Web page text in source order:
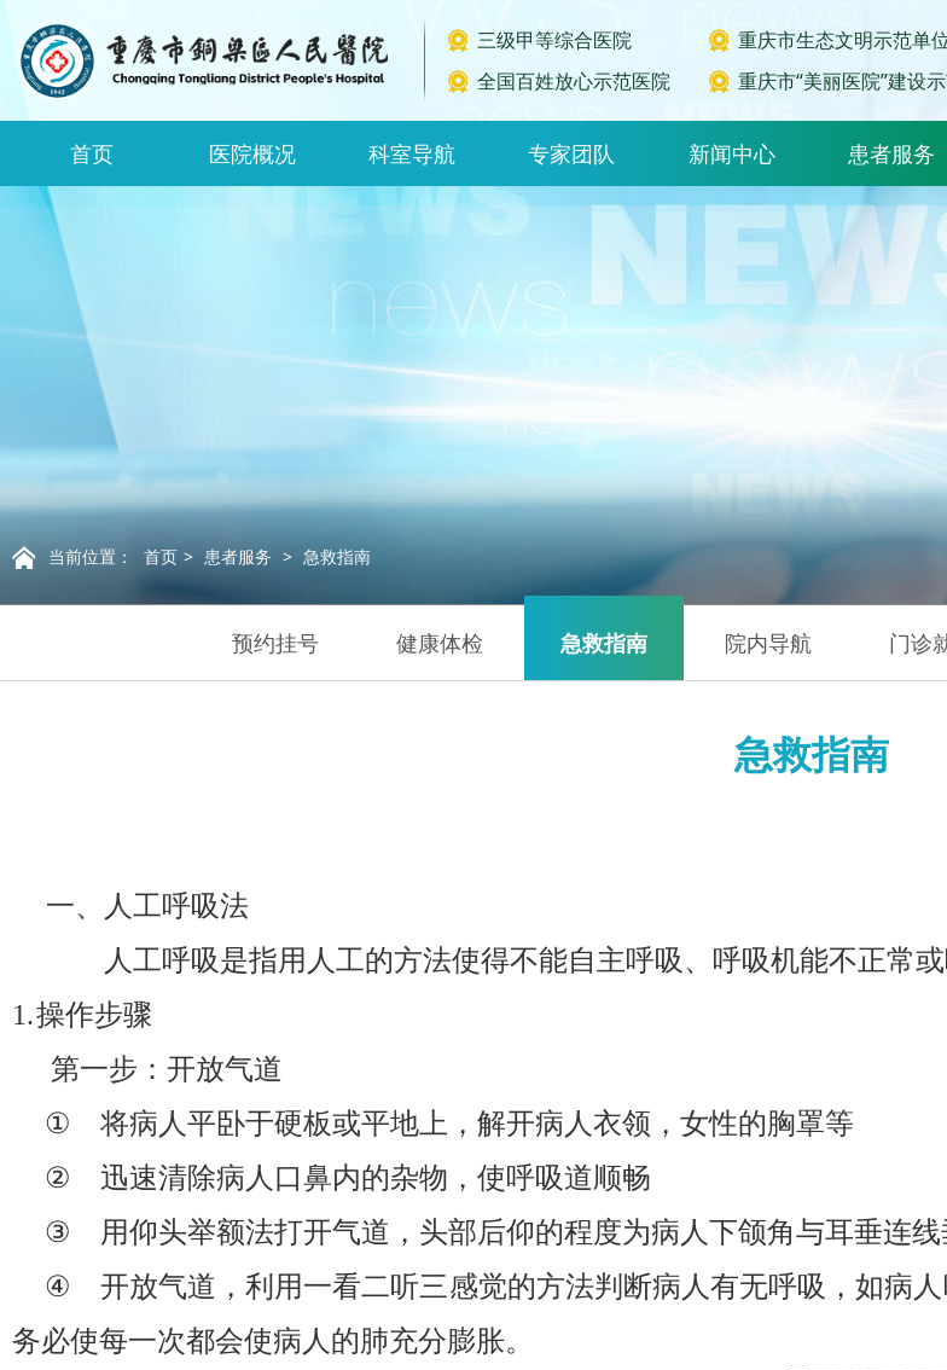
三级甲等综合医院
重庆市生态文明示范单
全国百姓放心示范医院
重庆市“美丽医院”建设
首页 医院概况 科室导航 专家团队 新闻中心 患者服务
当前位置： 首页 > 患者服务 > 急救指南
预约挂号 健康体检 急救指南 院内导航 门诊
急救指南
一、
人工呼吸法
人工呼吸是指用人工的方法使得不能自主呼吸、呼吸机能不正常
1.操作步骤
第一步：开放气道
① 将病人平卧于硬板或平地上，解开病人衣领，女性的胸罩等
② 迅速清除病人口鼻内的杂物，使呼吸道顺畅
③
用仰头举额法打开气道，头部后仰的程度为病人下颌角与耳垂连
④ 开放气道，利用一看二听三感觉的方法判断病人有无呼吸，如病
务必使每一次都会使病人的肺充分膨胀。